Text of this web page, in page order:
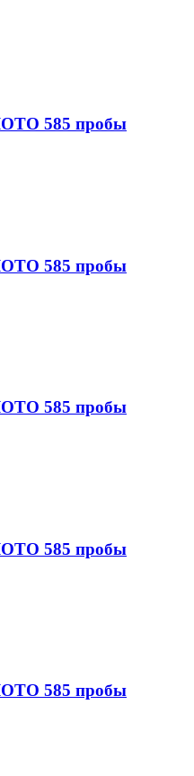
585 пробы
585 пробы
585 пробы
585 пробы
585 пробы